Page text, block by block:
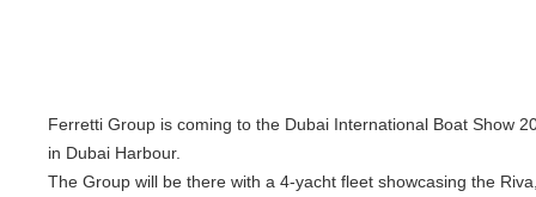
Ferretti Group is coming to the Dubai International Boat Show
in Dubai Harbour.
The Group will be there with a 4-yacht fleet showcasing the